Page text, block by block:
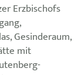
Erzbischofs
Gesinderaum,
mit